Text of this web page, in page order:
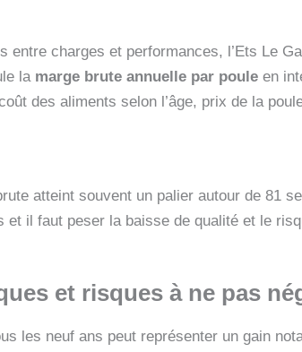
entre charges et performances, l’Ets Le
la marge brute annuelle par poule en
des aliments selon l’âge, prix de la
atteint souvent un palier autour de 81
et il faut peser la baisse de qualité et le
et risques à ne pas
les neuf ans peut représenter un gain